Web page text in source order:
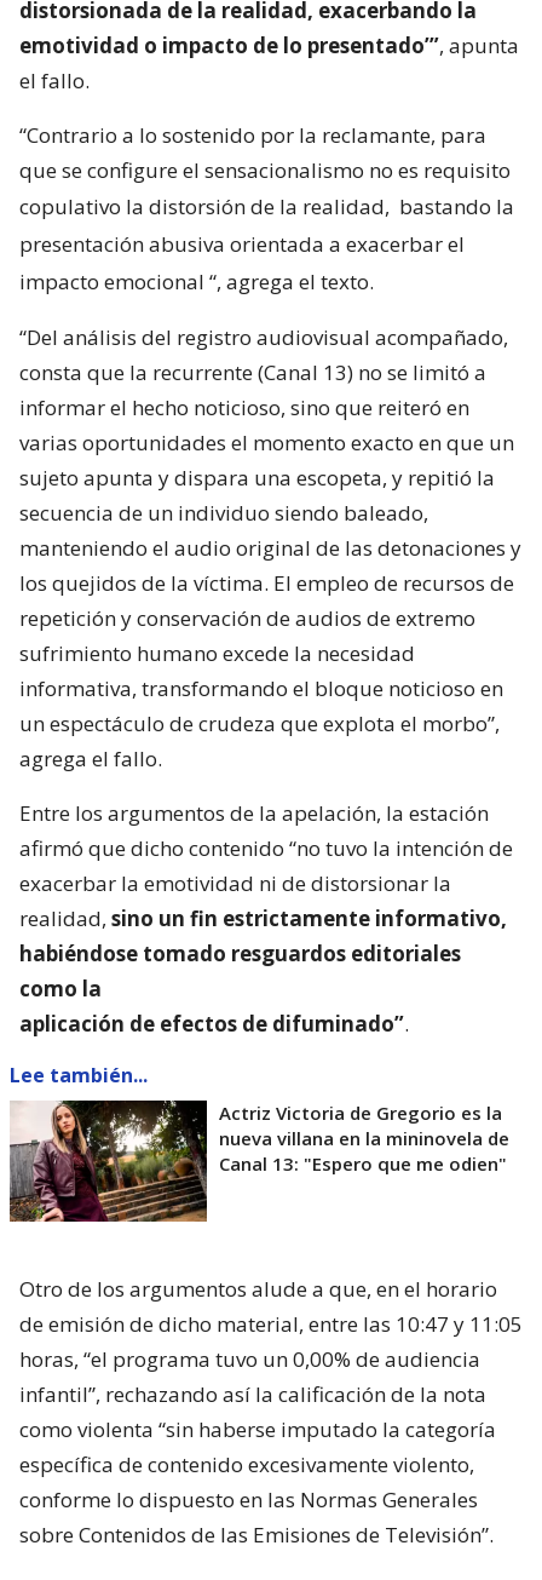
distorsionada de la realidad, exacerbando la
emotividad o impacto de lo presentado’”, apunta
el fallo.
“Contrario a lo sostenido por la reclamante, para
que se configure el sensacionalismo no es requisito
copulativo la distorsión de la realidad, bastando la
presentación abusiva orientada a exacerbar el
impacto emocional “, agrega el texto.
“Del análisis del registro audiovisual acompañado,
consta que la recurrente (Canal 13) no se limitó a
informar el hecho noticioso, sino que reiteró en
varias oportunidades el momento exacto en que un
sujeto apunta y dispara una escopeta, y repitió la
secuencia de un individuo siendo baleado,
manteniendo el audio original de las detonaciones y
los quejidos de la víctima. El empleo de recursos de
repetición y conservación de audios de extremo
sufrimiento humano excede la necesidad
informativa, transformando el bloque noticioso en
un espectáculo de crudeza que explota el morbo”,
agrega el fallo.
Entre los argumentos de la apelación, la estación
afirmó que dicho contenido “no tuvo la intención de
exacerbar la emotividad ni de distorsionar la
realidad, sino un fin estrictamente informativo,
habiéndose tomado resguardos editoriales
como la
aplicación de efectos de difuminado”.
Lee también...
Actriz Victoria de Gregorio es la
nueva villana en la mininovela de
Canal 13: "Espero que me odien"
Otro de los argumentos alude a que, en el horario
de emisión de dicho material, entre las 10:47 y 11:05
horas, “el programa tuvo un 0,00% de audiencia
infantil”, rechazando así la calificación de la nota
como violenta “sin haberse imputado la categoría
específica de contenido excesivamente violento,
conforme lo dispuesto en las Normas Generales
sobre Contenidos de las Emisiones de Televisión”.